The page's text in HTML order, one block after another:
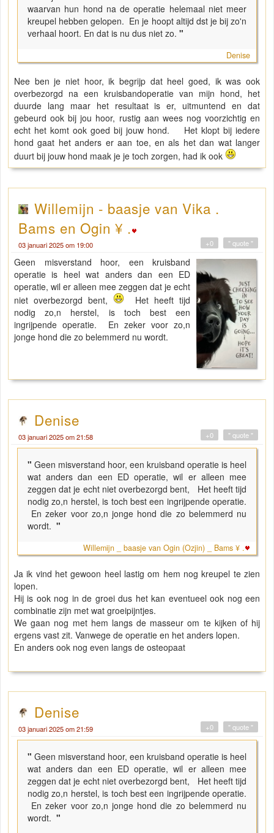
waarvan hun hond na de operatie helemaal niet meer
kreupel hebben gelopen. En je hoopt altijd dst je bij zo'n
verhaal hoort. En dat is nu dus niet zo. "
Denise
Nee ben je niet hoor, ik begrijp dat heel goed, ik was ook
overbezorgd na een kruisbandoperatie van mijn hond, het
duurde lang maar het resultaat is er, uitmuntend en dat
gebeurd ook bij jou hoor, rustig aan wees nog voorzichtig en
echt het komt ook goed bij jouw hond. Het klopt bij iedere
hond gaat het anders er aan toe, en als het dan wat langer
duurt bij jouw hond maak je je toch zorgen, had ik ook
Willemijn - baasje van Vika .
Bams en Ogin ¥ .
03 januari 2025 om 19:00 " quote "
+0
Geen misverstand hoor, een kruisband
operatie is heel wat anders dan een ED
operatie, wil er alleen mee zeggen dat je echt
niet overbezorgd bent,
Het heeft tijd
nodig zo,n herstel, is toch best een
ingrijpende operatie. En zeker voor zo,n
jonge hond die zo belemmerd nu wordt.
Denise
03 januari 2025 om 21:58 " quote "
+0
" Geen misverstand hoor, een kruisband operatie is heel
wat anders dan een ED operatie, wil er alleen mee
zeggen dat je echt niet overbezorgd bent, Het heeft tijd
nodig zo,n herstel, is toch best een ingrijpende operatie.
En zeker voor zo,n jonge hond die zo belemmerd nu
wordt. "
Willemijn _ baasje van Ogin (Ozjin) _ Bams ¥ .
Ja ik vind het gewoon heel lastig om hem nog kreupel te zien
lopen.
Hij is ook nog in de groei dus het kan eventueel ook nog een
combinatie zijn met wat groeipijntjes.
We gaan nog met hem langs de masseur om te kijken of hij
ergens vast zit. Vanwege de operatie en het anders lopen.
En anders ook nog even langs de osteopaat
Denise
03 januari 2025 om 21:59 " quote "
+0
" Geen misverstand hoor, een kruisband operatie is heel
wat anders dan een ED operatie, wil er alleen mee
zeggen dat je echt niet overbezorgd bent, Het heeft tijd
nodig zo,n herstel, is toch best een ingrijpende operatie.
En zeker voor zo,n jonge hond die zo belemmerd nu
wordt. "